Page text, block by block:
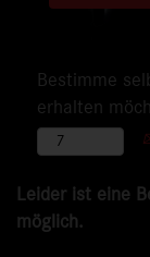
Bestimme
erhalten
Leider ist eine
möglich.